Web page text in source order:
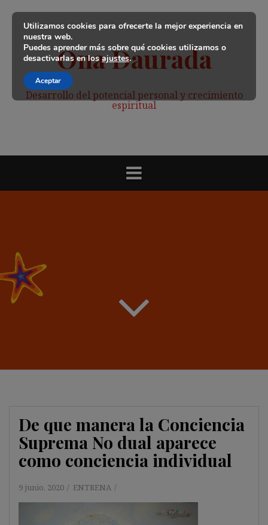
contenido
Ona Daurada
Desarrollo del potencial personal y crecimiento
espiritual
De que manera la Conciencia
Suprema No dual aparece
como conciencia individual
9 junio, 2020 ENTRENA
Utilizamos cookies para ofrecerte la mejor experiencia en
nuestra web.
Puedes aprender más sobre qué cookies utilizamos o
desactivarlas en losajustes.
Aceptar